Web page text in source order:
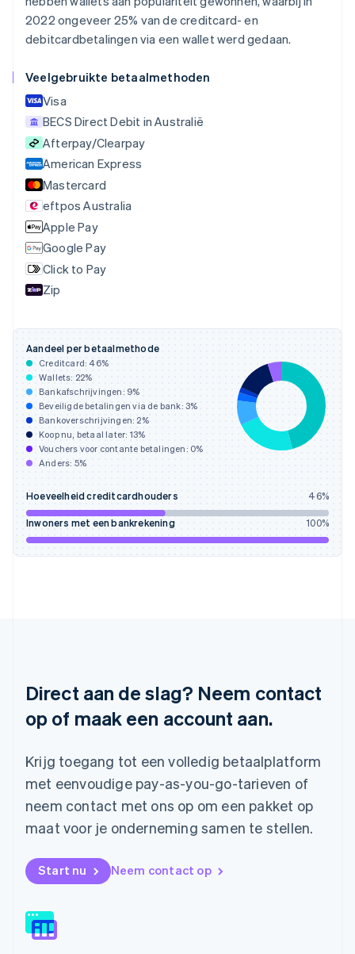
2022 ongeveer 25% van de creditcard- en
debitcardbetalingen via een wallet werd gedaan.
Veelgebruikte betaalmethoden
Visa
BECS Direct Debit in Australië
Afterpay/Clearpay
American Express
Mastercard
eftpos Australia
Apple Pay
Google Pay
Click to Pay
Zip
Aandeel per betaalmethode
Creditcard: 46%
Wallets: 22%
Bankafschrijvingen: 9%
Beveiligde betalingen via de bank: 3%
Bankoverschrijvingen: 2%
Koop nu, betaal later: 13%
Vouchers voor contante betalingen: 0%
Anders: 5%
Hoeveelheid creditcardhouders 46%
Inwoners met een bankrekening 100%
Direct aan de slag? Neem contact
op of maak een account aan.
Krijg toegang tot een volledig betaalplatform
met eenvoudige pay-as-you-go-tarieven of
neem contact met ons op om een pakket op
maat voor je onderneming samen te stellen.
Start nu Neem contact op
Bulgarije
English
Canada
Cyprus
English
Denemarken
English
DeutschEnglish
Estland
English
English Svenska
Frankrijk
Français English
Gibraltar
English
Griekenland
Hongarije
English
Hongkong SAR, China
English简体中文
Ierland
English
India
English
Italië
日本語English
Kroatië
EnglishItaliano
Maleisië
English 简体中文
Malta
EspañolEnglish
Nederland
English
Nieuw-Zeeland
English
English
Oostenrijk
English
Portugal